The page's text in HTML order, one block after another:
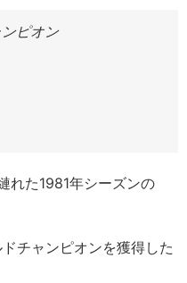
ピオン
れた1981年シーズンの
チャンピオンを獲得した